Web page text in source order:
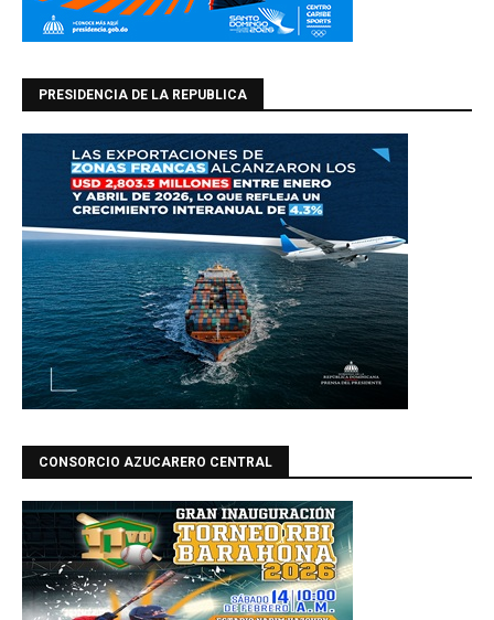
PRESIDENCIA DE LA REPUBLICA
CONSORCIO AZUCARERO CENTRAL